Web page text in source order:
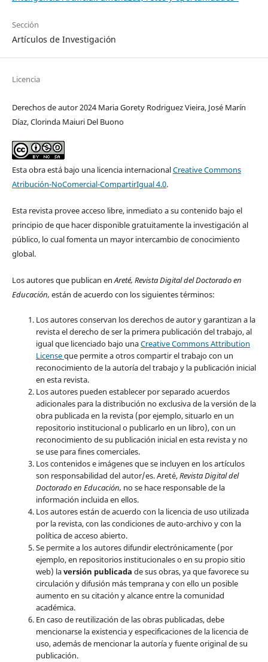
Sección
Artículos de Investigación
Licencia
Derechos de autor 2024 Maria Gorety Rodriguez Vieira, José Marín
Díaz, Clorinda Maiuri Del Buono
Esta obra está bajo una licencia internacionalCreative Commons
Atribución-NoComercial-CompartirIgual 4.0.
Esta revista provee acceso libre, inmediato a su contenido bajo el
principio de que hacer disponible gratuitamente la investigación al
público, lo cual fomenta un mayor intercambio de conocimiento
global.
Los autores que publican enAreté, Revista Digital del Doctorado en
Educación, están de acuerdo con los siguientes términos:
Los autores conservan los derechos de autor y garantizan a la
revista el derecho de ser la primera publicación del trabajo, al
igual que licenciado bajo unaCreative Commons Attribution
Licenseque permite a otros compartir el trabajo con un
reconocimiento de la autoría del trabajo y la publicación inicial
en esta revista.
Los autores pueden establecer por separado acuerdos
adicionales para la distribución no exclusiva de la versión de la
obra publicada en la revista (por ejemplo, situarlo en un
repositorio institucional o publicarlo en un libro), con un
reconocimiento de su publicación inicial en esta revista y no
se use para fines comerciales.
Los contenidos e imágenes que se incluyen en los artículos
son responsabilidad del autor/es. Areté,Revista Digital del
Doctorado en Educación, no se hace responsable de la
información incluida en ellos.
Los autores están de acuerdo con la licencia de uso utilizada
por la revista, con las condiciones de auto-archivo y con la
política de acceso abierto.
Se permite a los autores difundir electrónicamente (por
ejemplo, en repositorios institucionales o en su propio sitio
web) laversión publicada de sus obras, ya que favorece su
circulación y difusión más temprana y con ello un posible
aumento en su citación y alcance entre la comunidad
académica.
En caso de reutilización de las obras publicadas, debe
mencionarse la existencia y especificaciones de la licencia de
uso, además de mencionar la autoría y fuente original de su
publicación.